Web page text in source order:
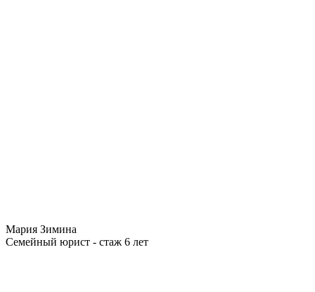
Мария Зимина
Семейный юрист - стаж 6 лет